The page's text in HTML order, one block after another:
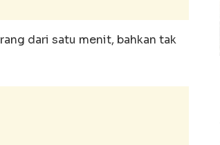
dari satu menit, bahkan tak